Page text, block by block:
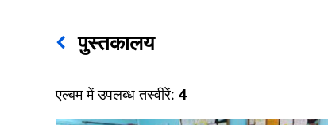
पुस्तकालय
एल्बम में उपलब्ध तस्वीरें: 4